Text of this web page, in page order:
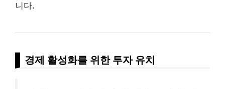
니다.
경제 활성화를 위한 투자 유치